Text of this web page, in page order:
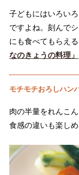
子どもにはいろい
ですよね。刻んで
にも食べてもらえ
なのきょうの料理」
モチモチおろしハン
肉の半量をれんこ
食感の違いも楽しめ